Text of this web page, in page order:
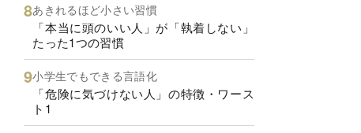
あきれるほど小さい習慣
「本当に頭のいい人」が「執着しない」
たった1つの習慣
小学生でもできる言語化
「危険に気づけない人」の特徴・ワース
ト1